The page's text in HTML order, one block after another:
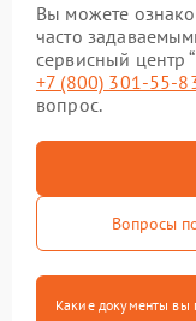
Вы можете
часто
сервисный центр
+7 (800) 301-55-
вопрос.
Вопросы
Какие документы вы